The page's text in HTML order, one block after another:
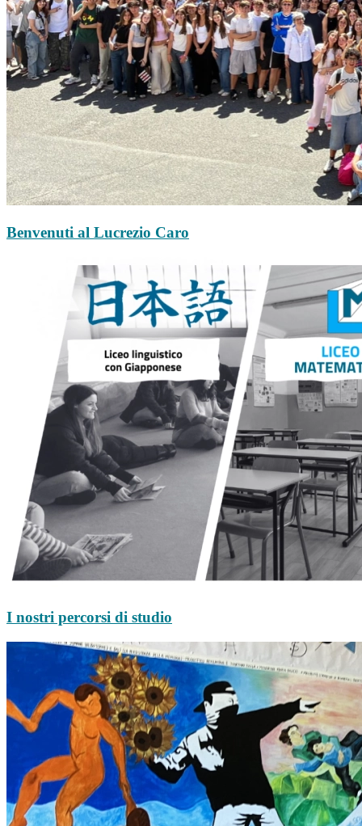
Benvenuti al Lucrezio Caro
I nostri percorsi di studio